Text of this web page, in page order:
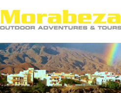
to
content
MORABEZA